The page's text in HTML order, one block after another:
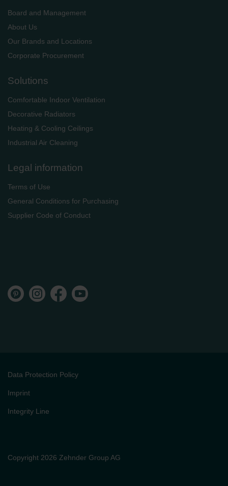
Board and Management
About Us
Our Brands and Locations
Corporate Procurement
Solutions
Comfortable Indoor Ventilation
Decorative Radiators
Heating & Cooling Ceilings
Industrial Air Cleaning
Legal information
Terms of Use
General Conditions for Purchasing
Supplier Code of Conduct
Copyright 2026 Zehnder Group AG
Data Protection Policy
Imprint
Integrity Line